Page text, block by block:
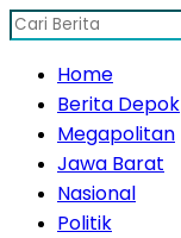
Home
Berita Depok
Megapolitan
Jawa Barat
Nasional
Politik